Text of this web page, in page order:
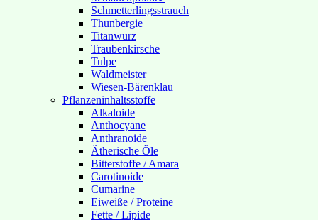
Schmetterlingsstrauch
Thunbergie
Titanwurz
Traubenkirsche
Tulpe
Waldmeister
Wiesen-Bärenklau
Pflanzeninhaltsstoffe
Alkaloide
Anthocyane
Anthranoide
Ätherische Öle
Bitterstoffe / Amara
Carotinoide
Cumarine
Eiweiße / Proteine
Fette / Lipide